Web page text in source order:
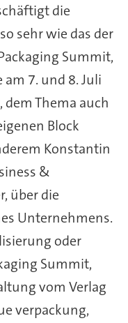
die
sehr wie das der
Summit,
7. und 8. Juli
Thema auch
Block
Konstantin
&
über die
Unternehmens.
oder
Summit,
vom Verlag
verpackung,